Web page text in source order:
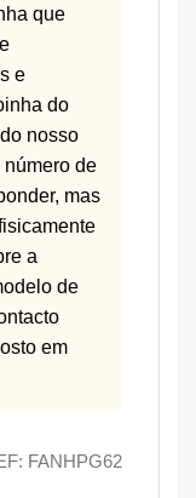
que
e
do
nosso
de
mas
a
de
em
FANHPG62